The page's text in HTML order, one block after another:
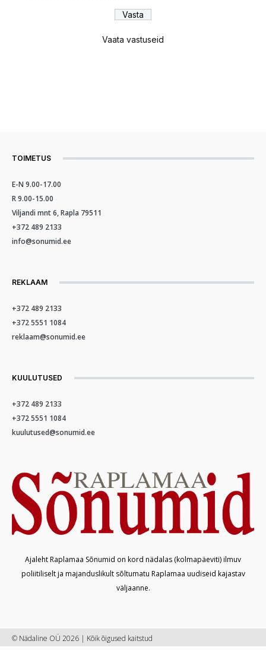
Vaata vastuseid
TOIMETUS
E-N 9.00-17.00
R 9.00-15.00
Viljandi mnt 6, Rapla 79511
+372 489 2133
info@sonumid.ee
REKLAAM
+372 489 2133
+372 5551 1084
reklaam@sonumid.ee
KUULUTUSED
+372 489 2133
+372 5551 1084
kuulutused@sonumid.ee
Ajaleht Raplamaa Sõnumid on kord nädalas (kolmapäeviti) ilmuv
poliitiliselt ja majanduslikult sõltumatu Raplamaa uudiseid kajastav
väljaanne.
© Nädaline OÜ 2026 | Kõik õigused kaitstud